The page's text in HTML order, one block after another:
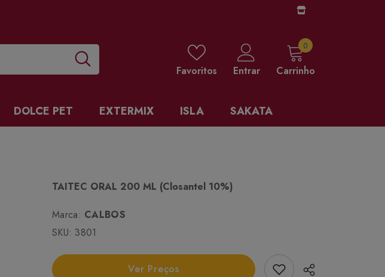
Favoritos Entrar Carrinho
00 items
DOLCE PET EXTERMIX ISLA SAKATA
TAITEC ORAL 200 ML (closantel 10%)
Marca: CALBOS
SKU: 3801
Ver Preços Add Favorito